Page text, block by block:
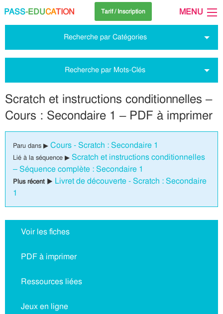
PASS-EDUCATION Tarif / Inscription MENU
Recherche par Catégories
Recherche par Mots-Clés
Scratch et instructions conditionnelles –
Cours : Secondaire 1 – PDF à imprimer
Paru dans ▶ Cours - Scratch : Secondaire 1
Lié à la séquence ▶ Scratch et instructions conditionnelles
– Séquence complète : Secondaire 1
Plus récent ▶ Livret de découverte - Scratch : Secondaire
1
Voir les fiches
PDF à imprimer
Ressources liées
Jeux en ligne